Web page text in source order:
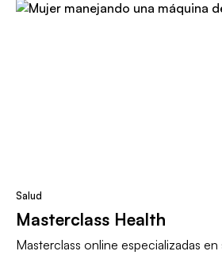
Salud
Masterclass Health
Masterclass online especializadas en